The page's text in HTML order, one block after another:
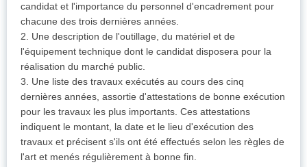
candidat et l'importance du personnel d'encadrement pour
chacune des trois dernières années.
2. Une description de l'outillage, du matériel et de
l'équipement technique dont le candidat disposera pour la
réalisation du marché public.
3. Une liste des travaux exécutés au cours des cinq
dernières années, assortie d'attestations de bonne exécution
pour les travaux les plus importants. Ces attestations
indiquent le montant, la date et le lieu d'exécution des
travaux et précisent s'ils ont été effectués selon les règles de
l'art et menés régulièrement à bonne fin.